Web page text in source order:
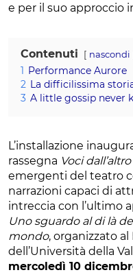
e per il suo approccio
Contenuti nascondi
1 Performance Aurore
2 La difficilissima
3 A little gossip never
L’installazione
rassegna Voci
emergenti del teatro
narrazioni capaci di
intreccia con l’ultimo
Uno sguardo al di là
mondo, organizzato
dell’Università della
mercoledì 10